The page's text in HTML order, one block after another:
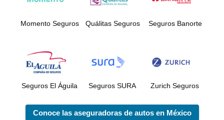
Momento Seguros Quálitas Seguros Seguros Banorte
Seguros El Águila Seguros SURA Zurich Seguros
Conoce las aseguradoras de autos en México